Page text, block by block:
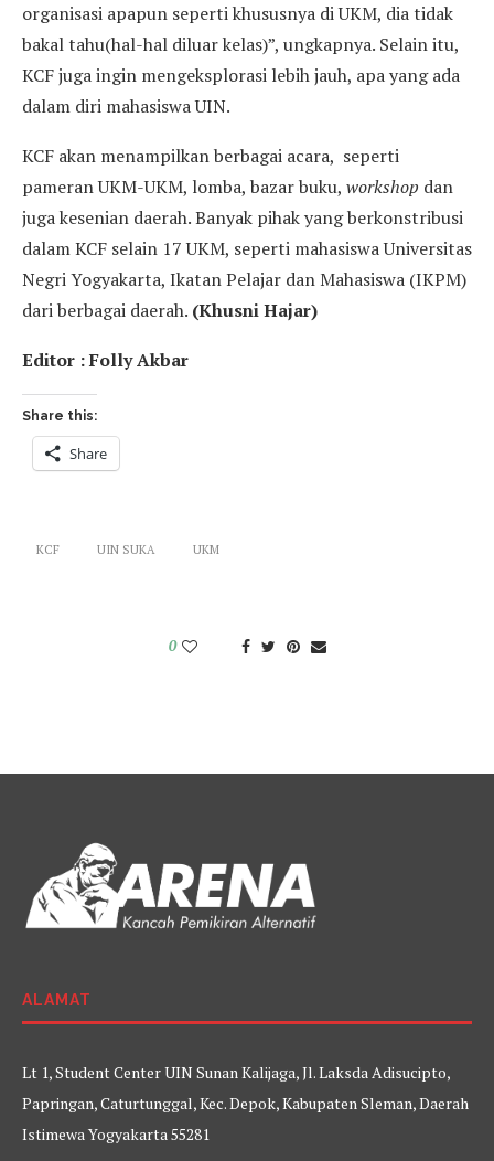
organisasi apapun seperti khususnya di UKM, dia tidak
bakal tahu(hal-hal diluar kelas)”, ungkapnya. Selain itu,
KCF juga ingin mengeksplorasi lebih jauh, apa yang ada
dalam diri mahasiswa UIN.
KCF akan menampilkan berbagai acara, seperti
pameran UKM-UKM, lomba, bazar buku, workshop dan
juga kesenian daerah. Banyak pihak yang berkonstribusi
dalam KCF selain 17 UKM, seperti mahasiswa Universitas
Negri Yogyakarta, Ikatan Pelajar dan Mahasiswa (IKPM)
dari berbagai daerah. (Khusni Hajar)
Editor : Folly Akbar
Share this:
Share
KCF UIN SUKA UKM
0
ALAMAT
Lt 1, Student Center UIN Sunan Kalijaga, Jl. Laksda Adisucipto,
Papringan, Caturtunggal, Kec. Depok, Kabupaten Sleman, Daerah
Istimewa Yogyakarta 55281